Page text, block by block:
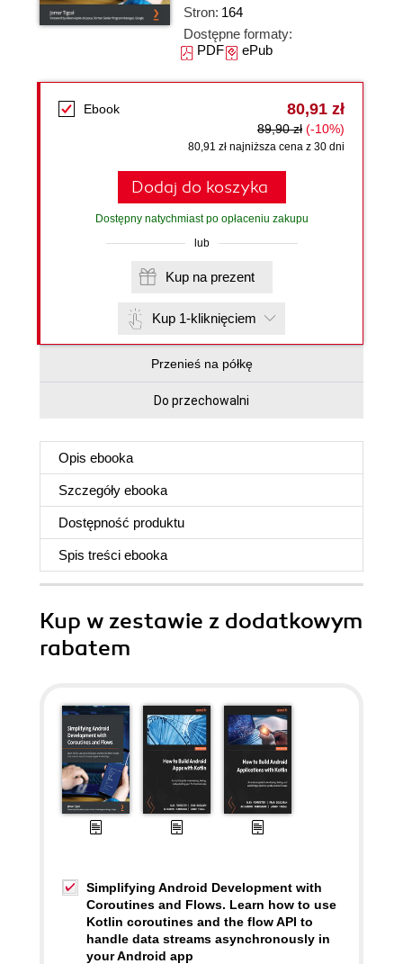
Stron: 164
Dostępne formaty:
PDFePub
Ebook 80,91 zł
89,90 zł (-10%)
80,91 zł najniższa cena z 30 dni
Dodaj do koszyka
Dostępny natychmiast po opłaceniu zakupu
lub
Kup na prezent
Kup 1-kliknięciem
Przenieś na półkę
Do przechowalni
Opis ebooka
Szczegóły ebooka
Dostępność produktu
Spis treści ebooka
Kup w zestawie z dodatkowym
rabatem
Simplifying Android Development with
Coroutines and Flows. Learn how to use
Kotlin coroutines and the flow API to
handle data streams asynchronously in
your Android app